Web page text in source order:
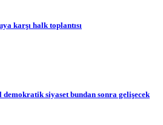
karşı halk toplantısı
demokratik siyaset bundan sonra gelişecek